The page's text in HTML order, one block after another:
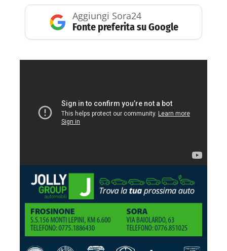
Aggiungi Sora24
Fonte preferita su Google